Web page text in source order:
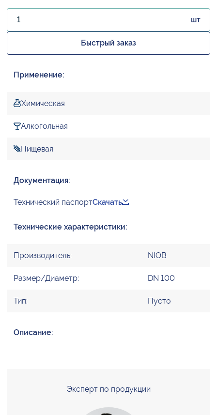
шт
Быстрый заказ
Применение:
Химическая
Алкогольная
Пищевая
Документация:
Технический паспортСкачать
Технические характеристики:
Производитель: NIOB
Размер/Диаметр: DN 100
Тип: Пусто
Описание:
Эксперт по продукции